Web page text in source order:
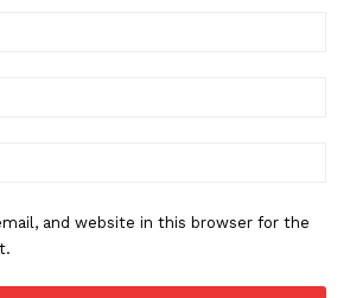
and website in this browser for the